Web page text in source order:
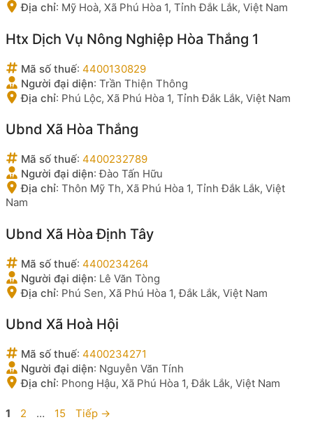
Địa chỉ: Mỹ Hoà, Xã Phú Hòa 1, Tỉnh Đắk Lắk, Việt Nam
Htx Dịch Vụ Nông Nghiệp Hòa Thắng 1
Mã số thuế: 4400130829
Người đại diện: Trần Thiện Thông
Địa chỉ: Phú Lộc, Xã Phú Hòa 1, Tỉnh Đắk Lắk, Việt Nam
Ubnd Xã Hòa Thắng
Mã số thuế: 4400232789
Người đại diện:Đào Tấn Hữu
Địa chỉ: Thôn Mỹ Th, Xã Phú Hòa 1, Tỉnh Đắk Lắk, Việt
Nam
Ubnd Xã Hòa Định Tây
Mã số thuế: 4400234264
Người đại diện: Lê Văn Tòng
Địa chỉ: Phú Sen, Xã Phú Hòa 1, Đắk Lắk, Việt Nam
Ubnd Xã Hoà Hội
Mã số thuế: 4400234271
Người đại diện: Nguyễn Văn Tính
Địa chỉ: Phong Hậu, Xã Phú Hòa 1, Đắk Lắk, Việt Nam
Trang
1 Trang
2 … Trang
15 Tiếp →